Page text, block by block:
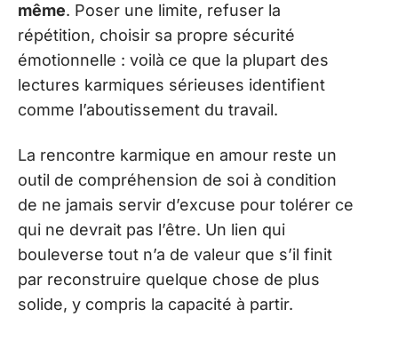
même. Poser une limite, refuser la
répétition, choisir sa propre sécurité
émotionnelle : voilà ce que la plupart des
lectures karmiques sérieuses identifient
comme l’aboutissement du travail.
La rencontre karmique en amour reste un
outil de compréhension de soi à condition
de ne jamais servir d’excuse pour tolérer ce
qui ne devrait pas l’être. Un lien qui
bouleverse tout n’a de valeur que s’il finit
par reconstruire quelque chose de plus
solide, y compris la capacité à partir.